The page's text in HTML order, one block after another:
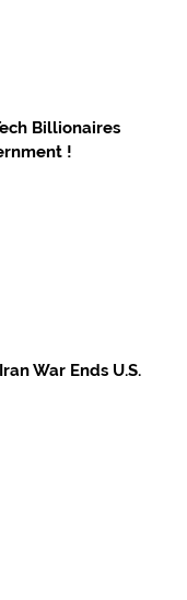
Billionaires
!
War Ends U.S.